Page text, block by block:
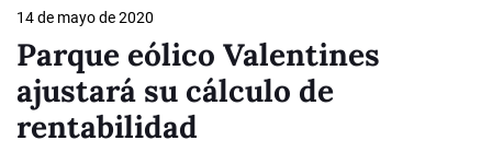
14 de mayo de 2020
Parque eólico Valentines
ajustará su cálculo de
rentabilidad